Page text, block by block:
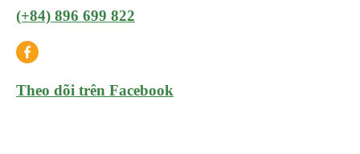
(+84) 896 699 822
Theo dõi trên Facebook